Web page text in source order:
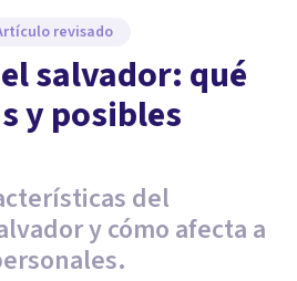
revisado
salvador: qué
y posibles
del
y cómo afecta a